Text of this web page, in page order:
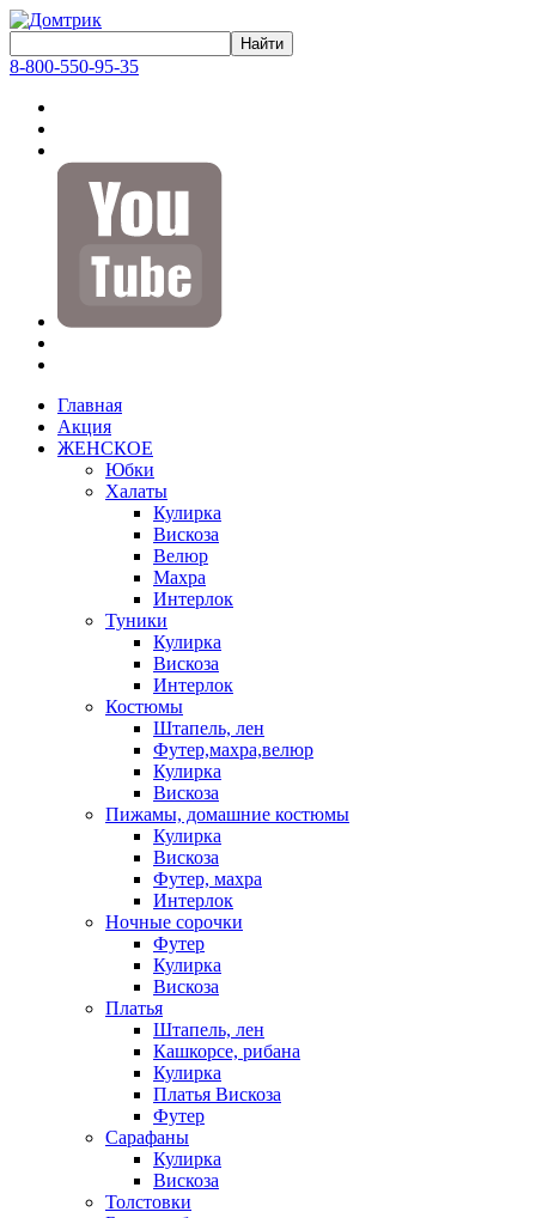
8-800-550-95-35
Главная
Акция
ЖЕНСКОЕ
Юбки
Халаты
Кулирка
Вискоза
Велюр
Махра
Интерлок
Туники
Кулирка
Вискоза
Интерлок
Костюмы
Штапель, лен
Футер,махра,велюр
Кулирка
Вискоза
Пижамы, домашние костюмы
Кулирка
Вискоза
Футер, махра
Интерлок
Ночные сорочки
Футер
Кулирка
Вискоза
Платья
Штапель, лен
Кашкорсе, рибана
Кулирка
Платья Вискоза
Футер
Сарафаны
Кулирка
Вискоза
Толстовки